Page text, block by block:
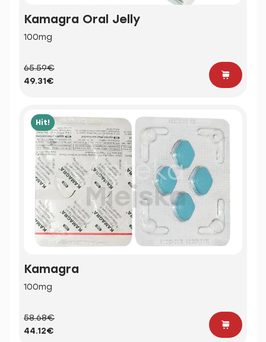
Kamagra Oral Jelly
100mg
65.59€
49.31€
Hit!
Kamagra
100mg
58.68€
44.12€